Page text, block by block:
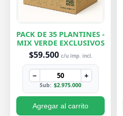
PACK DE 35 PLANTINES -
MIX VERDE EXCLUSIVOS
$59.500 c/u imp. incl.
− +
Sub: $2.975.000
Agregar al carrito